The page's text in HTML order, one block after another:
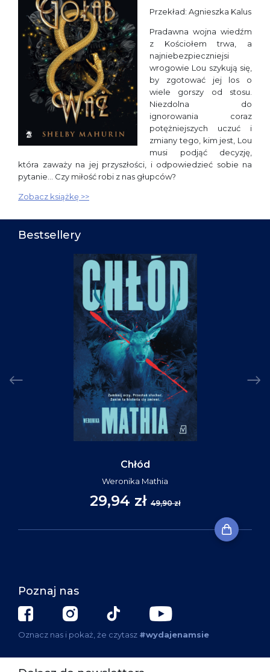
Przekład: Agnieszka Kalus
Pradawna wojna wiedźm
z Kościołem trwa, a
najniebezpieczniejsi
wrogowie Lou szykują się,
by zgotować jej los o
wiele gorszy od stosu.
Niezdolna do
ignorowania coraz
potężniejszych uczuć i
zmiany tego, kim jest, Lou
musi podjąć decyzję,
która zaważy na jej przyszłości, i odpowiedzieć sobie na
pytanie… Czy miłość robi z nas głupców?
Zobacz książkę >>
Bestsellery
Chłód
Weronika Mathia
29,94 zł 49,90 zł
Poznaj nas
Oznacz nas i pokaż, że czytasz #wydajenamsie